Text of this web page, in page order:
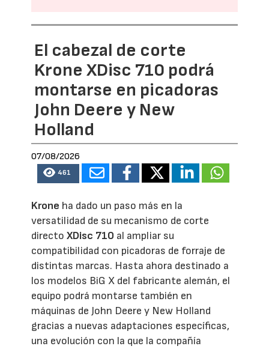
El cabezal de corte
Krone XDisc 710 podrá
montarse en picadoras
John Deere y New
Holland
07/08/2026
461
Krone ha dado un paso más en la
versatilidad de su mecanismo de corte
directoXDisc 710 al ampliar su
compatibilidad con picadoras de forraje de
distintas marcas. Hasta ahora destinado a
los modelos BiG X del fabricante alemán, el
equipo podrá montarse también en
máquinas de John Deere y New Holland
gracias a nuevas adaptaciones específicas,
una evolución con la que la compañía